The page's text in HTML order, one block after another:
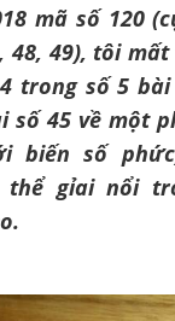
mã số 120
48, 49), tôi
trong số 5
số 45 về một
biến số
thể gỉai nổi